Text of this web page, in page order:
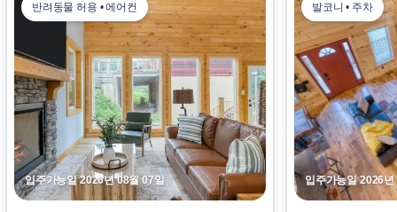
입주가능일 2026년 08월 07일
반려동물 허용 • 에어컨
입주가능일 2026
발코니 • 주차